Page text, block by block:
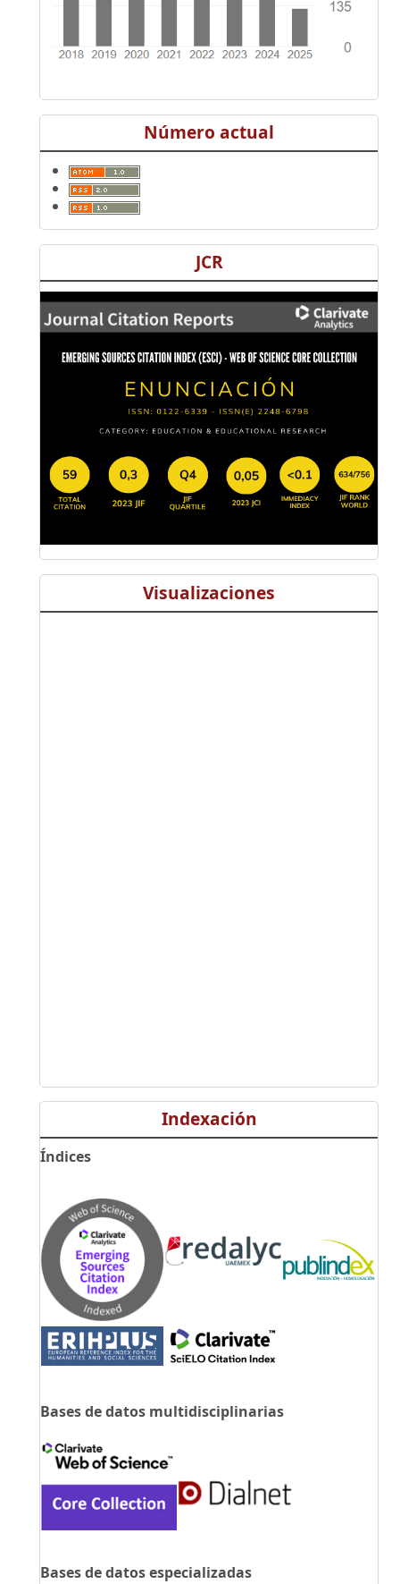
Número actual
JCR
Visualizaciones
Indexación
Índices
Bases de datos multidisciplinarias
Bases de datos especializadas